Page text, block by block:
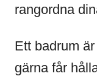
rangordna
Ett badrum
gärna får